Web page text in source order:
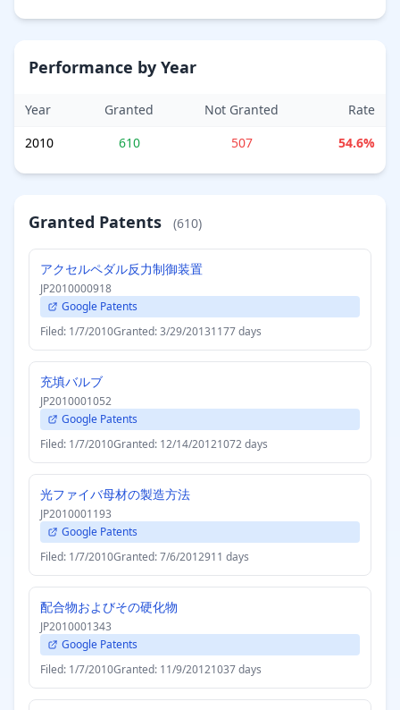
Performance by Year
Year Granted Not Granted
Rate
2010
610 507 54.6%
Granted Patents (610)
アクセルペダル反力制御装置
JP2010000918
Google Patents
Filed: 1/7/2010Granted: 3/29/20131177 days
充填バルブ
JP2010001052
Google Patents
Filed: 1/7/2010Granted: 12/14/20121072 days
光ファイバ母材の製造方法
JP2010001193
Google Patents
Filed: 1/7/2010Granted: 7/6/2012911 days
配合物およびその硬化物
JP2010001343
Google Patents
Filed: 1/7/2010Granted: 11/9/20121037 days